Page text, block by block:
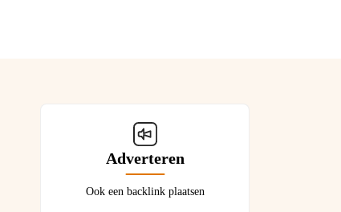
Adverteren
Ook een backlink plaatsen